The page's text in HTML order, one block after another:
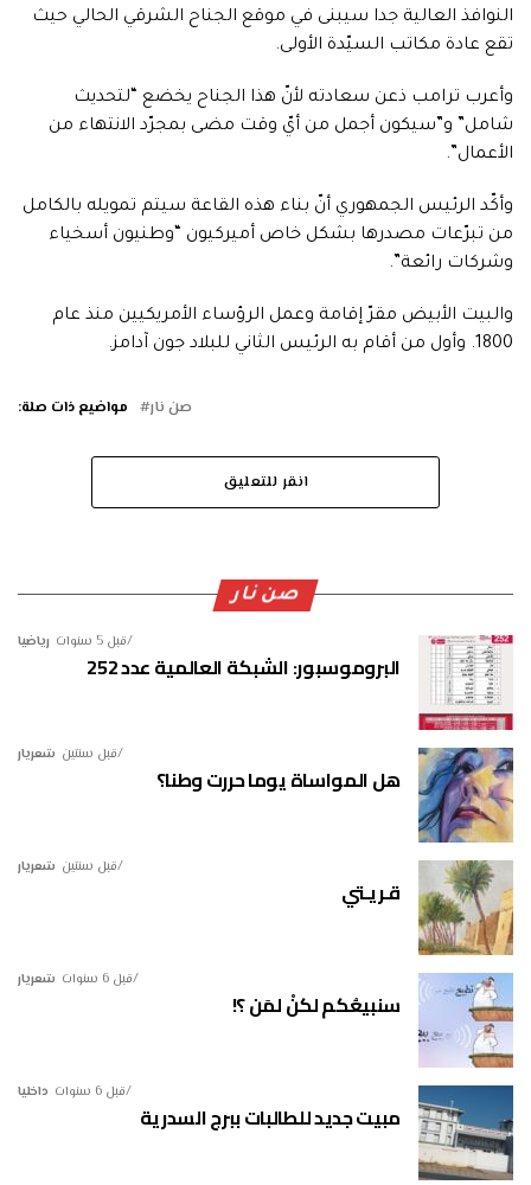
النوافذ العالية جدا سيبنى في موقع الجناح الشرقي الحالي حيث
تقع عادة مكاتب السيّدة الأولى.
وأعرب ترامب ذعن سعادته لأنّ هذا الجناح يخضع “لتحديث
شامل” و”سيكون أجمل من أيّ وقت مضى بمجرّد الانتهاء من
الأعمال”.
وأكّد الرئيس الجمهوري أنّ بناء هذه القاعة سيتم تمويله بالكامل
من تبرّعات مصدرها بشكل خاص أميركيون “وطنيون أسخياء
وشركات رائعة”.
والبيت الأبيض مقرّ إقامة وعمل الرؤساء الأمريكيين منذ عام
1800. وأول من أقام به الرئيس الثاني للبلاد جون آدامز.
مواضيع ذات صلة: صن نار
انقر للتعليق
صن نار
رياضيا قبل 5 سنوات
البروموسبور: الشبكة العالمية عدد 252
شعريار قبل سنتين
هل المواساة يوما حررت وطنا؟
شعريار قبل سنتين
قـريـتي
شعريار قبل 6 سنوات
سنبيعُكم لكنْ لمَن ؟!
داخليا قبل 6 سنوات
مبيت جديد للطالبات ببرج السدرية